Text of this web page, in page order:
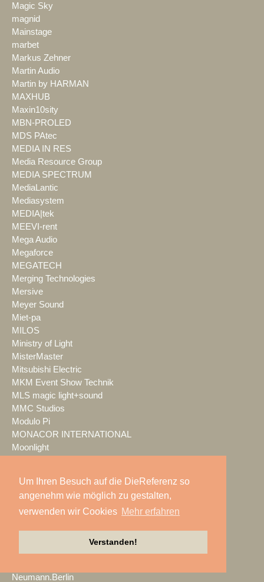
Um Ihren Besuch auf die DieReferenz so
angenehm wie möglich zu gestalten,
verwenden wir Cookies Mehr erfahren
Verstanden!
Magic Sky
magnid
Mainstage
marbet
Markus Zehner
Martin Audio
Martin by HARMAN
MAXHUB
Maxin10sity
MBN-PROLED
MDS PAtec
MEDIA IN RES
Media Resource Group
MEDIA SPECTRUM
MediaLantic
Mediasystem
MEDIA|tek
MEEVI-rent
Mega Audio
Megaforce
MEGATECH
Merging Technologies
Mersive
Meyer Sound
Miet-pa
MILOS
Ministry of Light
MisterMaster
Mitsubishi Electric
MKM Event Show Technik
MLS magic light+sound
MMC Studios
Modulo Pi
MONACOR INTERNATIONAL
Moonlight
msm studio group
Müller BBM
music & light design
NEC Display Solutions
Neumann.Berlin